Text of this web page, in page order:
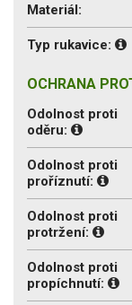
Materiál:
Typ rukavice:
OCHRANA
Odolnost proti
oděru:
Odolnost proti
proříznutí:
Odolnost proti
protržení:
Odolnost proti
propíchnutí: